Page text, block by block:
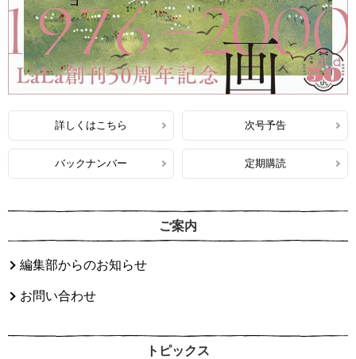
詳しくはこちら 次号予告
バックナンバー 定期購読
ご案内
編集部からのお知らせ
お問い合わせ
トピックス